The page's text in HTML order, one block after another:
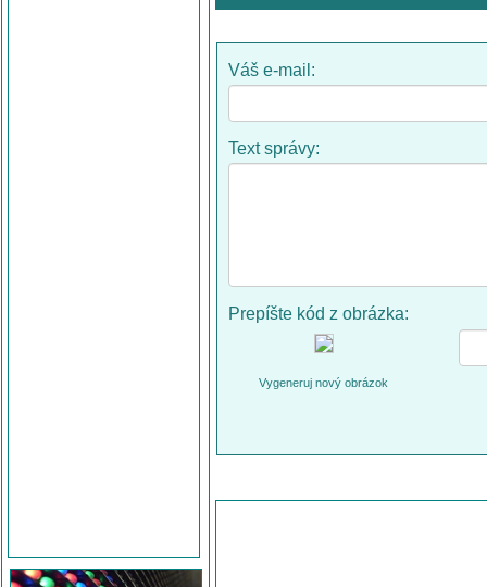
Váš e-mail:
Text správy:
Prepíšte kód z obrázka:
Vygeneruj nový obrázok